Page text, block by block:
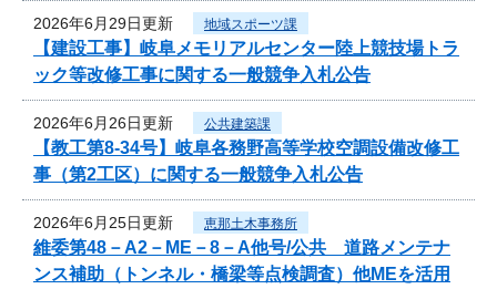
2026年6月29日更新 地域スポーツ課
【建設工事】岐阜メモリアルセンター陸上競技場トラ
ック等改修工事に関する一般競争入札公告
2026年6月26日更新 公共建築課
【教工第8-34号】岐阜各務野高等学校空調設備改修工
事（第2工区）に関する一般競争入札公告
2026年6月25日更新 恵那土木事務所
維委第48－A2－ME－8－A他号/公共 道路メンテナ
ンス補助（トンネル・橋梁等点検調査）他MEを活用